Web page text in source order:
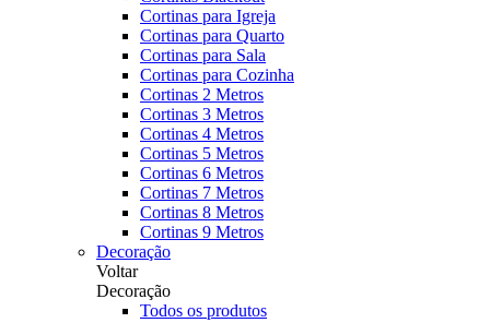
Cortinas para Igreja
Cortinas para Quarto
Cortinas para Sala
Cortinas para Cozinha
Cortinas 2 Metros
Cortinas 3 Metros
Cortinas 4 Metros
Cortinas 5 Metros
Cortinas 6 Metros
Cortinas 7 Metros
Cortinas 8 Metros
Cortinas 9 Metros
Decoração
Voltar
Decoração
Todos os produtos